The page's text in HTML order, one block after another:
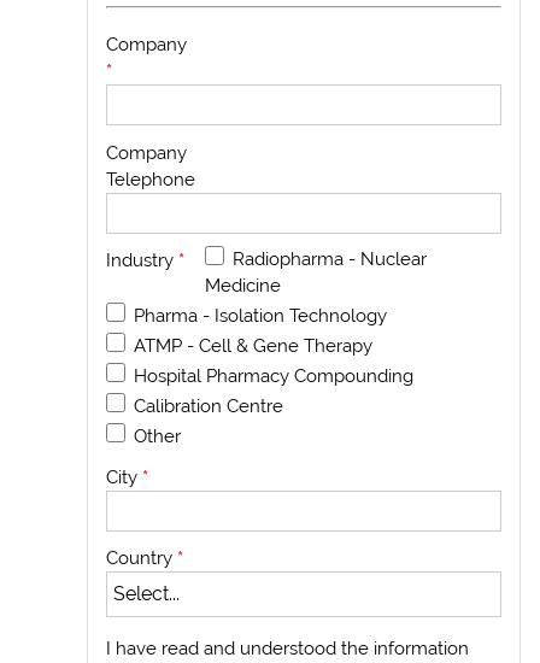
Company
*
Company
Telephone
Industry *
Radiopharma - Nuclear
Medicine
Pharma - Isolation Technology
ATMP - Cell & Gene Therapy
Hospital Pharmacy Compounding
Calibration Centre
Other
City *
Country *
I have read and understood the information